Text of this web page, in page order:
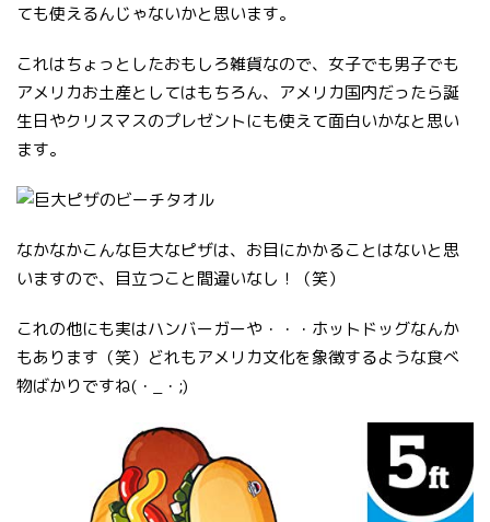
ても使えるんじゃないかと思います。
これはちょっとしたおもしろ雑貨なので、女子でも男子でも
アメリカお土産としてはもちろん、アメリカ国内だったら誕
生日やクリスマスのプレゼントにも使えて面白いかなと思い
ます。
なかなかこんな巨大なピザは、お目にかかることはないと思
いますので、目立つこと間違いなし！（笑）
これの他にも実はハンバーガーや・・・ホットドッグなんか
もあります（笑）どれもアメリカ文化を象徴するような食べ
物ばかりですね(・_・;)